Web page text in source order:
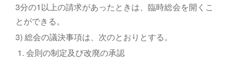
3分の1以上の請求があったときは、臨時総会を開くこ
とができる。
3) 総会の議決事項は、次のとおりとする。
1. 会則の制定及び改廃の承認